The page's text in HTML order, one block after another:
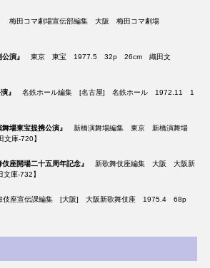
梅田コマ劇場宣伝部編集 大阪 梅田コマ劇場
演』
東京 東宝 1977.5 32p 26cm 織田文
』
名鉄ホール編集 [名古屋] 名鉄ホール 1972.11 1
場東宝提携公演』
新橋演舞場編集 東京 新橋演舞場
庫-720】
座開場二十五周年記念』
新歌舞伎座編集 大阪 大阪新
庫-732】
伎座宣伝課編集 [大阪] 大阪新歌舞伎座 1975.4 68p